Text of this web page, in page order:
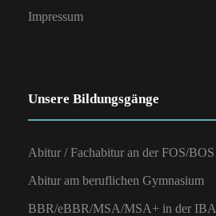
Impressum
Unsere Bildungsgänge
Abitur / Fachabitur an der FOS/BOS
Abitur am beruflichen Gymnasium
BBR/eBBR/MSA/MSA+ in der IBA